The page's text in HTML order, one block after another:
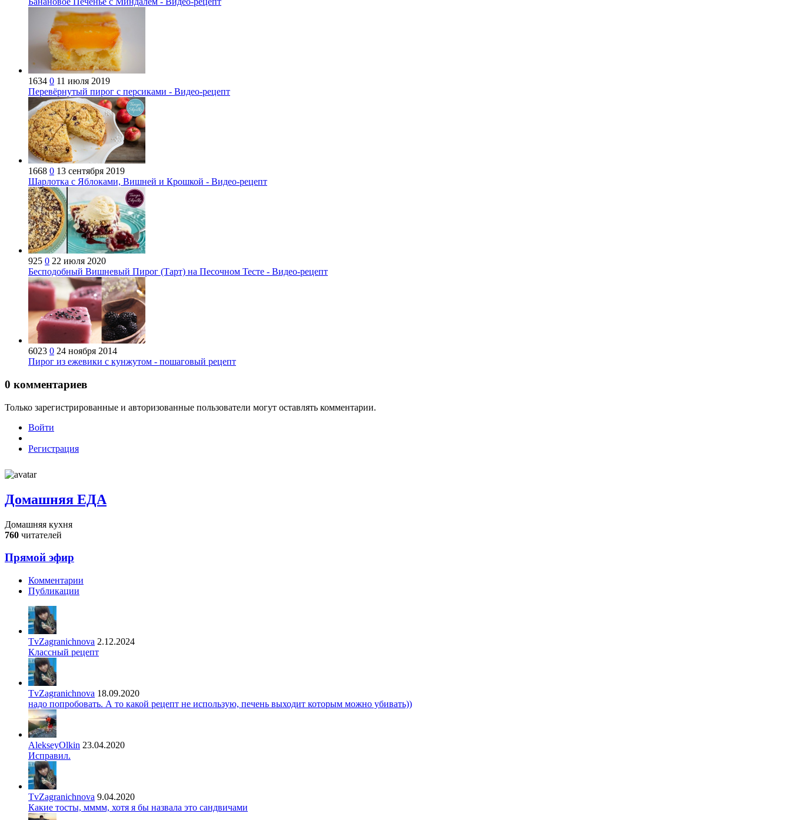
1634 0 11 июля 2019
Перевёрнутый пирог с персиками - Видео-рецепт
1668 0 13 сентября 2019
Шарлотка с Яблоками, Вишней и Крошкой - Видео-рецепт
925 0 22 июля 2020
Бесподобный Вишневый Пирог (Тарт) на Песочном Тесте - Видео-рецепт
6023 0 24 ноября 2014
Пирог из ежевики с кунжутом - пошаговый рецепт
0 комментариев
Только зарегистрированные и авторизованные пользователи могут оставлять комментарии.
Войти
Регистрация
Домашняя ЕДА
Домашняя кухня
760 читателей
Прямой эфир
Комментарии
Публикации
TvZagranichnova 2.12.2024
Классный рецепт
TvZagranichnova 18.09.2020
надо попробовать. А то какой рецепт не использую, печень выходит которым можно убивать))
AlekseyOlkin 23.04.2020
Исправил.
TvZagranichnova 9.04.2020
Какие тосты, мммм, хотя я бы назвала это сандвичами